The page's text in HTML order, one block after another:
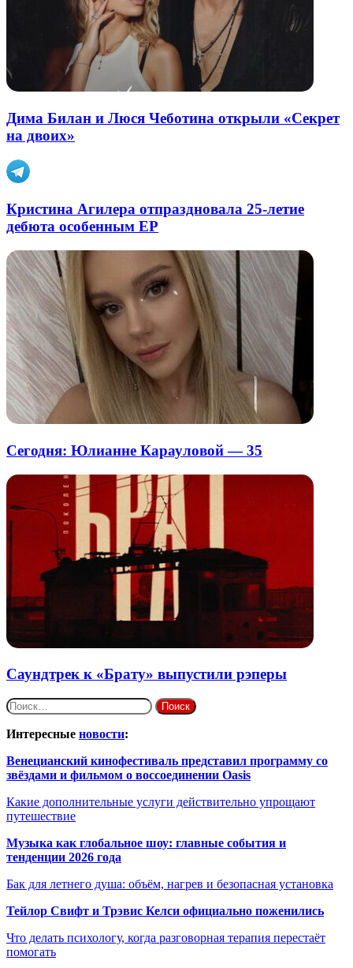
Дима Билан и Люся Чеботина открыли «Секрет
на двоих»
Кристина Агилера отпраздновала 25-летие
дебюта особенным EP
Сегодня: Юлианне Карауловой — 35
Саундтрек к «Брату» выпустили рэперы
Найти:
Интересные новости:
Венецианский кинофестиваль представил программу со
звёздами и фильмом о воссоединении Oasis
Какие дополнительные услуги действительно упрощают
путешествие
Музыка как глобальное шоу: главные события и
тенденции 2026 года
Бак для летнего душа: объём, нагрев и безопасная установка
Тейлор Свифт и Трэвис Келси официально поженились
Что делать психологу, когда разговорная терапия перестаёт
помогать